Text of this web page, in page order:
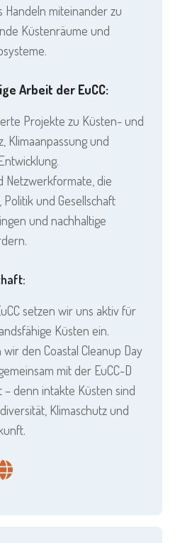
Handeln miteinander zu
Küstenräume und
Arbeit der EuCC:
Projekte zu Küsten- und
Klimaanpassung und
Netzwerkformate, die
Politik und Gesellschaft
und nachhaltige
setzen wir uns aktiv für
Küsten ein.
den Coastal Cleanup Day
mit der EuCC-D
denn intakte Küsten sind
Klimaschutz und